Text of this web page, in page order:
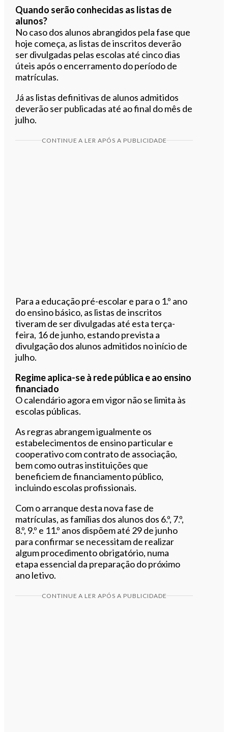
Quando serão conhecidas as listas de
alunos?
No caso dos alunos abrangidos pela fase que
hoje começa, as listas de inscritos deverão
ser divulgadas pelas escolas até cinco dias
úteis após o encerramento do período de
matrículas.
Já as listas definitivas de alunos admitidos
deverão ser publicadas até ao final do mês de
julho.
CONTINUE A LER APÓS A PUBLICIDADE
Para a educação pré-escolar e para o 1.º ano
do ensino básico, as listas de inscritos
tiveram de ser divulgadas até esta terça-
feira, 16 de junho, estando prevista a
divulgação dos alunos admitidos no início de
julho.
Regime aplica-se à rede pública e ao ensino
financiado
O calendário agora em vigor não se limita às
escolas públicas.
As regras abrangem igualmente os
estabelecimentos de ensino particular e
cooperativo com contrato de associação,
bem como outras instituições que
beneficiem de financiamento público,
incluindo escolas profissionais.
Com o arranque desta nova fase de
matrículas, as famílias dos alunos dos 6.º, 7.º,
8.º, 9.º e 11.º anos dispõem até 29 de junho
para confirmar se necessitam de realizar
algum procedimento obrigatório, numa
etapa essencial da preparação do próximo
ano letivo.
CONTINUE A LER APÓS A PUBLICIDADE